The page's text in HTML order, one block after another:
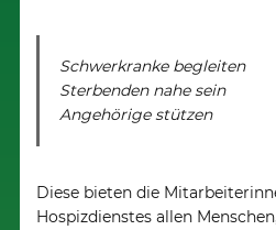
Schwerkranke begleiten
Sterbenden nahe sein
Angehörige stützen
Diese bieten die
Hospizdienstes allen